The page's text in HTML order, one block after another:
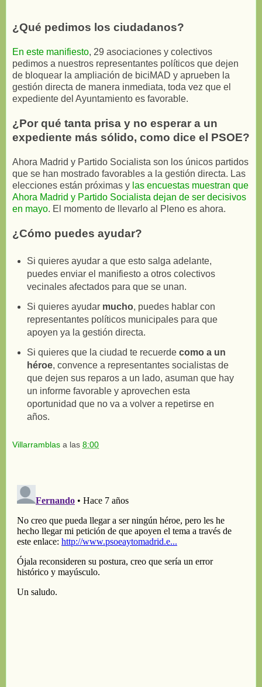
¿Qué pedimos los ciudadanos?
En este manifiesto, 29 asociaciones y colectivos
pedimos a nuestros representantes políticos que dejen
de bloquear la ampliación de biciMAD y aprueben la
gestión directa de manera inmediata, toda vez que el
expediente del Ayuntamiento es favorable.
¿Por qué tanta prisa y no esperar a un
expediente más sólido, como dice el PSOE?
Ahora Madrid y Partido Socialista son los únicos partidos
que se han mostrado favorables a la gestión directa. Las
elecciones están próximas y las encuestas muestran que
Ahora Madrid y Partido Socialista dejan de ser decisivos
en mayo. El momento de llevarlo al Pleno es ahora.
¿Cómo puedes ayudar?
Si quieres ayudar a que esto salga adelante,
puedes enviar el manifiesto a otros colectivos
vecinales afectados para que se unan.
Si quieres ayudarmucho, puedes hablar con
representantes políticos municipales para que
apoyen ya la gestión directa.
Si quieres que la ciudad te recuerde como a un
héroe, convence a representantes socialistas de
que dejen sus reparos a un lado, asuman que hay
un informe favorable y aprovechen esta
oportunidad que no va a volver a repetirse en
años.
Villarramblas a las 8:00